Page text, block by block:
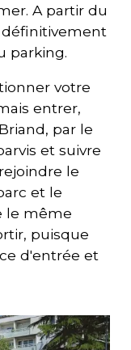
A partir du
définitivement
parking.
votre
entrer,
par le
et suivre
le
et le
le même
puisque
d'entrée et